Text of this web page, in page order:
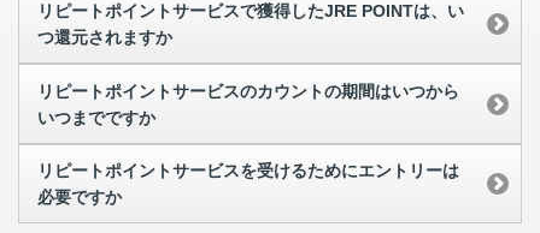
リピートポイントサービスで獲得したJRE POINTは、い
つ還元されますか
リピートポイントサービスのカウントの期間はいつから
いつまでですか
リピートポイントサービスを受けるためにエントリーは
必要ですか